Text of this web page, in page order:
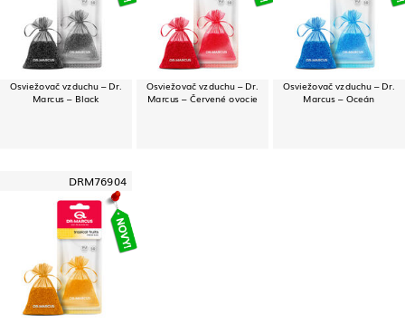
Osviežovač vzduchu – Dr.
Marcus – Black
Osviežovač vzduchu – Dr.
Marcus – Červené ovocie
Osviežovač vzduchu – Dr.
Marcus – Oceán
DRM76904